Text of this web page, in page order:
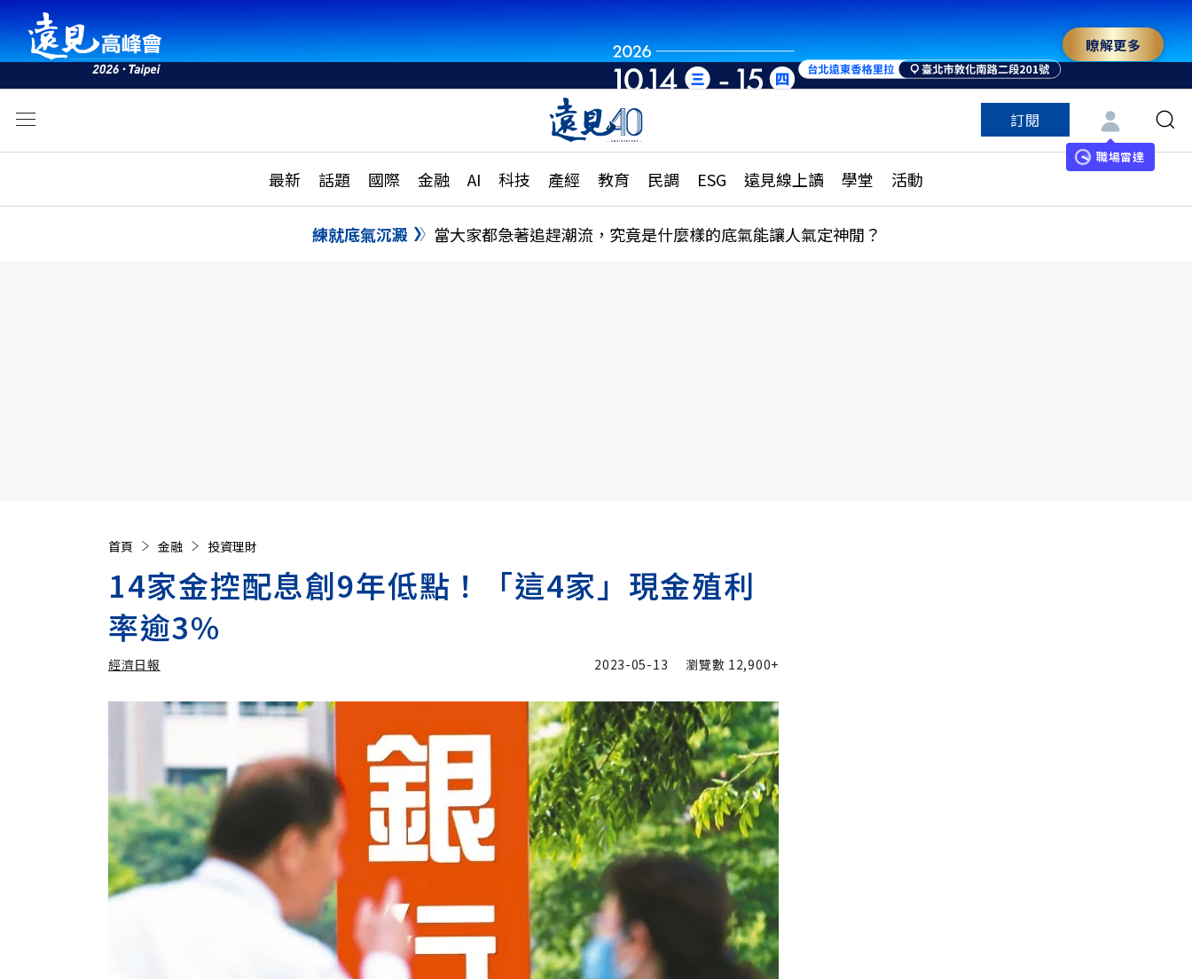
瞭解更多
訂閱
職場雷達
最新 話題 國際 金融 AI 科技 產經 教育 民調 ESG 遠見線上讀 學堂 活動
活動
話題
國際
特輯
大學升學、職涯攻略
縣市施政調查全解析
民調
更多訂閱方案
特色頻道
練就底氣沉澱 當大家都急著追趕潮流，究竟是什麼樣的底氣能讓人氣定神閒？
首頁 金融 投資理財
14家金控配息創9年低點！「這4家」現金殖利
率逾3%
經濟日報
經濟日報 加入追蹤
2023-05-13 瀏覽數 12,900+